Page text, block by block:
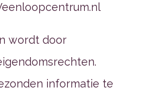
wordt door
informatie te